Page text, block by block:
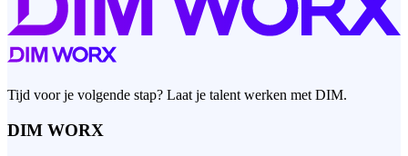
Tijd voor je volgende stap? Laat je talent werken met DIM.
DIM WORX